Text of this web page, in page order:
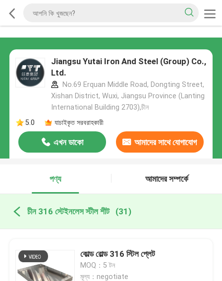
Jiangsu Yutai Iron And Steel (Group) Co.,
Ltd.
No.69 Erquan Middle Road, Dongting Street,
Xishan District, Wuxi, Jiangsu Province (Lanting
International Building 2703),চীন
5.0
যাচাইকৃত সরবরাহকারী
এখন ডাকো আমাদের সাথে যোগাযোগ
পণ্য
আমাদের সম্পর্কে
চীন 316 স্টেইনলেস স্টীল শীট (31)
কোল্ড রোল্ড 316 স্টিল প্লেট
MOQ：5 টন
মূল্য：negotiate